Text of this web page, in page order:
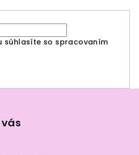
súhlasíte so spracovaním